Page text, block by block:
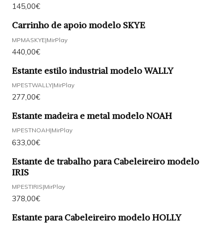
145,00€
Carrinho de apoio modelo SKYE
MPMASKYE|MirPlay
440,00€
Estante estilo industrial modelo WALLY
MPESTWALLY|MirPlay
277,00€
Estante madeira e metal modelo NOAH
MPESTNOAH|MirPlay
633,00€
Estante de trabalho para Cabeleireiro modelo
IRIS
MPESTIRIS|MirPlay
378,00€
Estante para Cabeleireiro modelo HOLLY